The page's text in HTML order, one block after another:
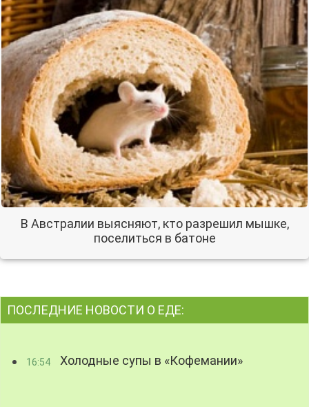
В Австралии выясняют, кто разрешил мышке,
поселиться в батоне
ПОСЛЕДНИЕ НОВОСТИ О ЕДЕ:
16:54 Холодные супы в «Кофемании»